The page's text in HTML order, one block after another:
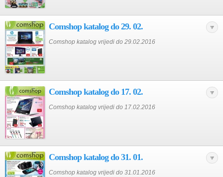
Comshop katalog do 29. 02.
Comshop katalog vrijedi do 29.02.2016
Comshop katalog do 17. 02.
Comshop katalog vrijedi do 17.02.2016
Comshop katalog do 31. 01.
Comshop katalog vrijedi do 31.01.2016